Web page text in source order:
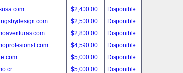
$2,400.00
Disponible
$2,500.00
Disponible
$2,800.00
Disponible
$4,590.00
Disponible
$5,000.00
Disponible
$5,000.00
Disponible